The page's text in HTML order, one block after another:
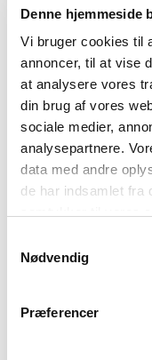
Denne hjemmeside
Vi bruger cookies til
annoncer, til at vise
at analysere vores
din brug af vores
sociale medier,
analysepartnere.
data med andre
de har indsamlet fra
anvendes på
Nødvendig
Præferencer
Få restauratører
smørrebrødsscene
har ikke alene
på tallerkenen -
morfars gamle
meget gammelost
fleste typer oste,
smule sødme fra
end akvavit, som